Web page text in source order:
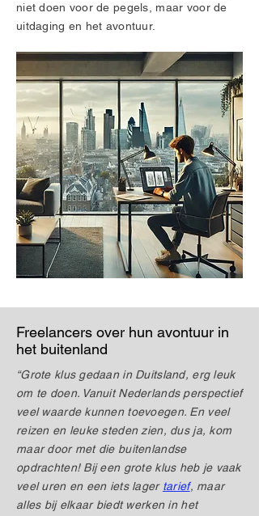
niet doen voor de pegels, maar voor de
uitdaging en het avontuur.
Freelancers over hun avontuur in
het buitenland
“Grote klus gedaan in Duitsland, erg leuk
om te doen. Vanuit Nederlands perspectief
veel waarde kunnen toevoegen. En veel
reizen en leuke steden zien, dus ja, kom
maar door met die buitenlandse
opdrachten! Bij een grote klus heb je vaak
veel uren en een iets lager tarief, maar
alles bij elkaar biedt werken in het